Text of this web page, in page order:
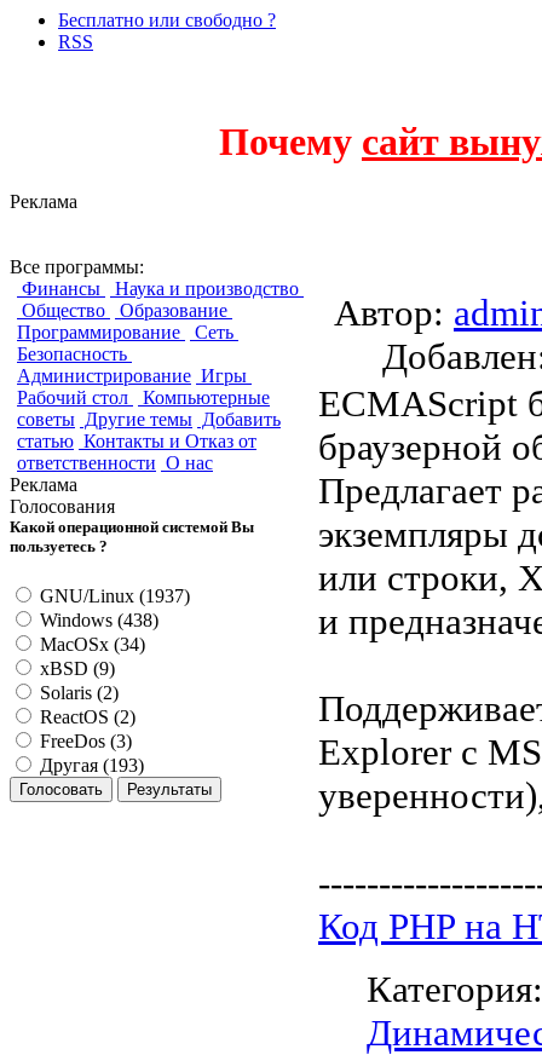
Бесплатно или свободно ?
RSS
Почему сайт
Реклама
Все программы:
Финансы
Наука и производство
Общество
Образование
Программирование
Сеть
Безопасность
Администрирование Игры
Рабочий стол
Компьютерные
советы Другие темы Добавить
статью Контакты и Отказ от
ответственности О нас
Реклама
Голосования
Какой операционной системой Вы
пользуетесь ?
GNU/Linux (1937)
Windows (438)
MacOSx (34)
xBSD (9)
Solaris (2)
ReactOS (2)
FreeDos (3)
Другая (193)
Автор:
ECMAScript
браузерной
Предлагает
экземпляры
или строки,
и
Explorer с
Код PHP на